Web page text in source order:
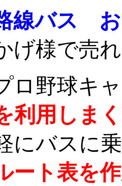
線バス
げ様で売
ロ野球キ
利用しま
にバスに
ート表を